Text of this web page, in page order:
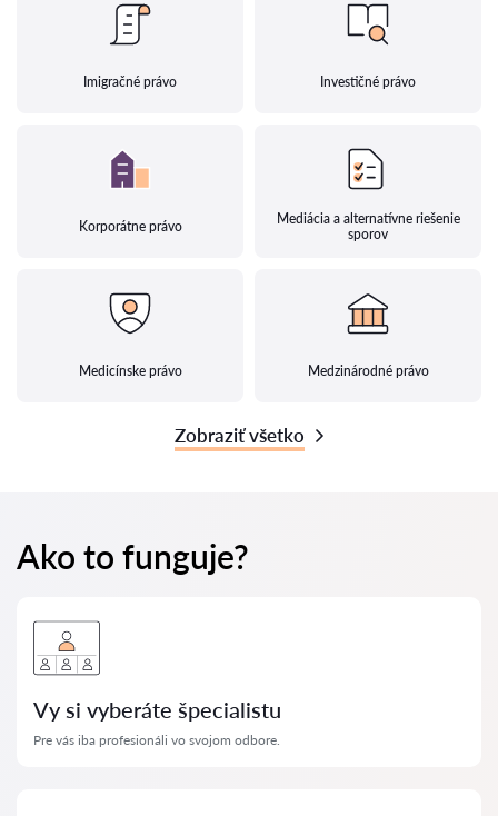
Imigračné právo Investičné právo
Korporátne právo
Mediácia a alternatívne riešenie
sporov
Medicínske právo Medzinárodné právo
Zobraziť všetko
Ako to funguje?
Vy si vyberáte špecialistu
Pre vás iba profesionáli vo svojom odbore.